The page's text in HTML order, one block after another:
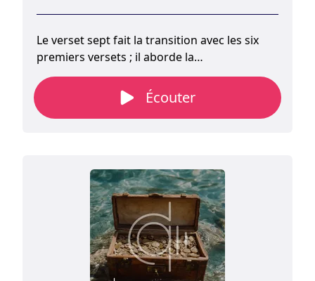
Le verset sept fait la transition avec les six
premiers versets ; il aborde la
communication du mystère qui commence
au verset huit. Paul ne s'est pas
autoproclamé serviteur ; Dieu l'a fait
Écouter